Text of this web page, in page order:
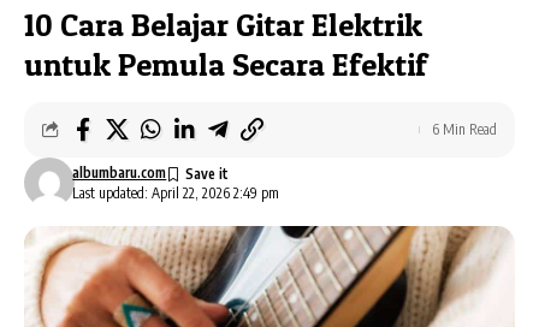
10 Cara Belajar Gitar Elektrik
untuk Pemula Secara Efektif
Last updated: April 22, 2026 2:49 pm
albumbaru.com
6 Min Read